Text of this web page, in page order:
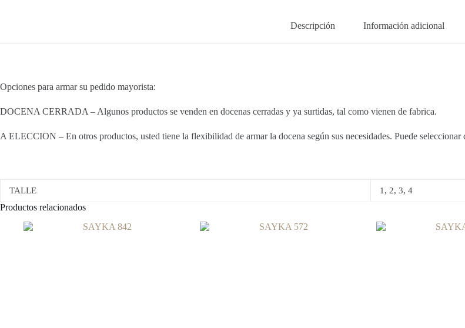
Descripción Información adicional
Opciones para armar su pedido mayorista:
DOCENA CERRADA – Algunos productos se venden en docenas cerradas y ya surtidas, tal como vienen de fabrica.
A ELECCION – En otros productos, usted tiene la flexibilidad de armar la docena según sus necesidades. Puede
TALLE 1, 2, 3, 4
Productos relacionados